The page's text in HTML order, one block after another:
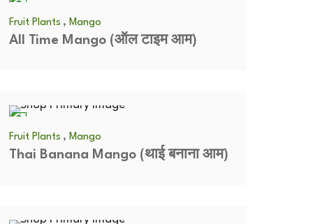
Fruit Plants , Mango
All Time Mango (ऑल टाइम आम)
Fruit Plants , Mango
Thai Banana Mango (थाई बनाना आम)